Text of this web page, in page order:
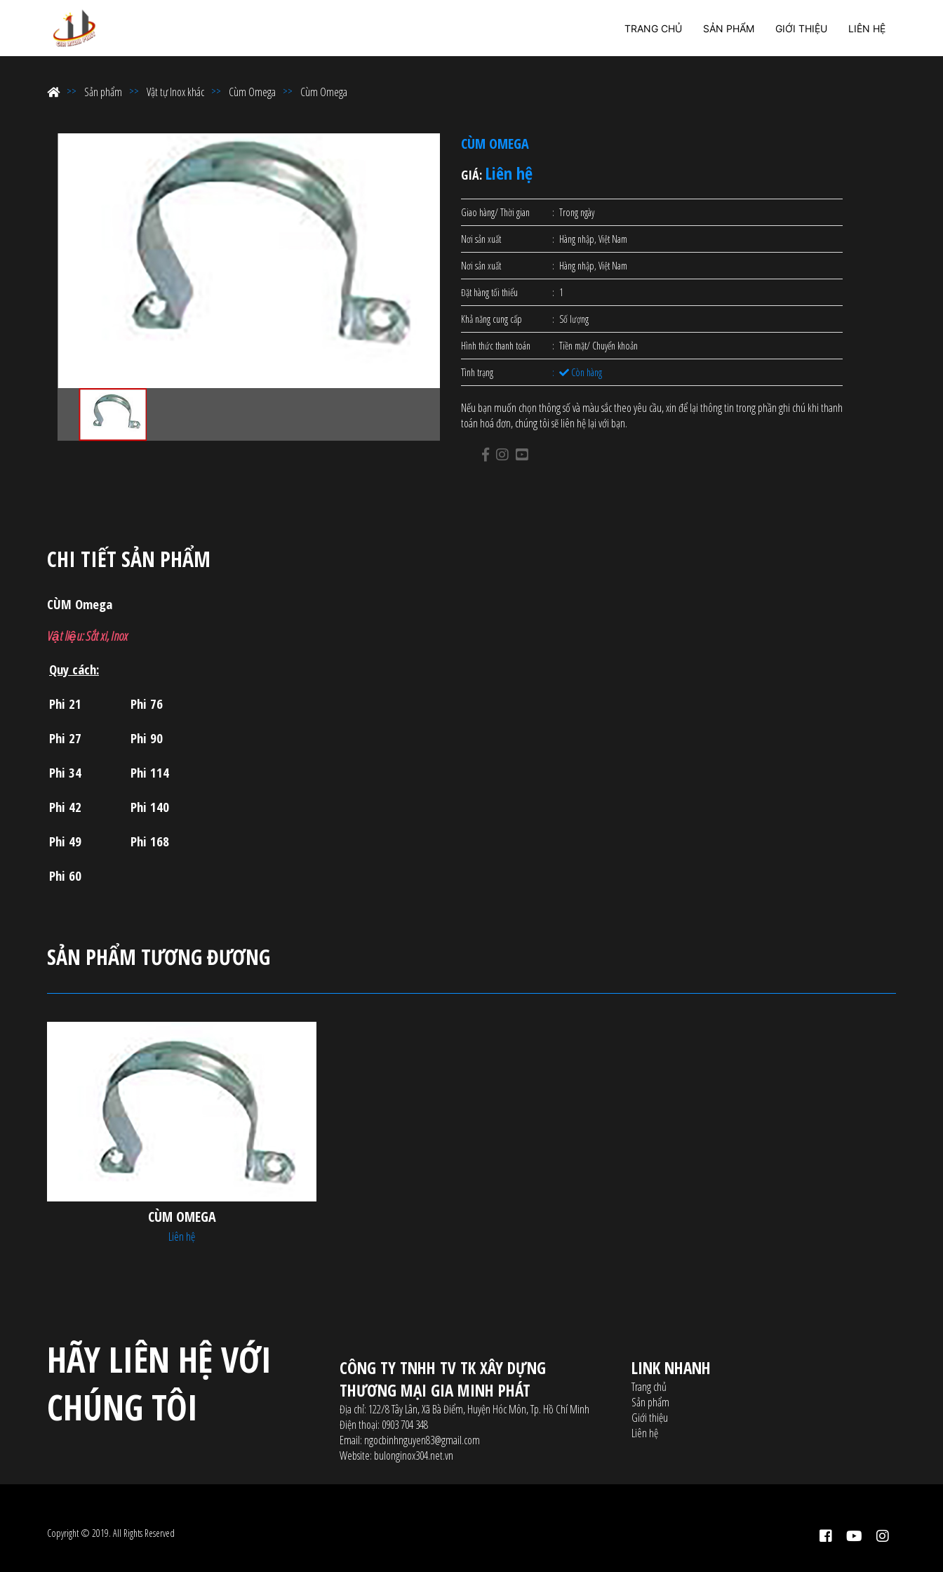
TRANG CHỦ SẢN PHẨM GIỚI THIỆU LIÊN HỆ
Sản phẩm Vật tự Inox khác Cùm Omega Cùm Omega
CÙM OMEGA
GIÁ: Liên hệ
Giao hàng/ Thời gian
Trong ngày
Nơi sản xuất
Hàng nhập, Việt Nam
Nơi sản xuất
Hàng nhập, Việt Nam
Đặt hàng tối thiểu
1
Khả năng cung cấp
Số lượng
Hình thức thanh toán
Tiền mặt/ Chuyển khoản
Tình trạng
Còn hàng
Nếu bạn muốn chọn thông số và màu sắc theo yêu cầu, xin để lại thông tin trong phần ghi chú khi thanh
toán hoá đơn, chúng tôi sẽ liên hệ lại với bạn.
CHI TIẾT SẢN PHẨM
CÙM Omega
Vật liệu: Sắt xi, Inox
Quy cách:
Phi 21
Phi 76
Phi 27
Phi 90
Phi 34
Phi 114
Phi 42
Phi 140
Phi 49
Phi 168
Phi 60
SẢN PHẨM TƯƠNG ĐƯƠNG
CÙM OMEGA
Liên hệ
HÃY LIÊN HỆ VỚI
CHÚNG TÔI
CÔNG TY TNHH TV TK XÂY DỰNG
THƯƠNG MẠI GIA MINH PHÁT
Địa chỉ: 122/8 Tây Lân, Xã Bà Điểm, Huyện Hóc Môn, Tp. Hồ Chí Minh
Điện thoại: 0903 704 348
Email: ngocbinhnguyen83@gmail.com
Website: bulonginox304.net.vn
LINK NHANH
Trang chủ
Sản phẩm
Giới thiệu
Liên hệ
Copyright © 2019. All Rights Reserved